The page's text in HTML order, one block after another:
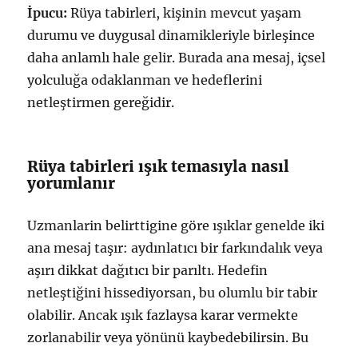
İpucu: Rüya tabirleri, kişinin mevcut yaşam
durumu ve duygusal dinamikleriyle birleşince
daha anlamlı hale gelir. Burada ana mesaj, içsel
yolculuğa odaklanman ve hedeflerini
netleştirmen gereğidir.
Rüya tabirleri ışık temasıyla nasıl
yorumlanır
Uzmanlarin belirttigine göre ışıklar genelde iki
ana mesaj taşır: aydınlatıcı bir farkındalık veya
aşırı dikkat dağıtıcı bir parıltı. Hedefin
netleştiğini hissediyorsan, bu olumlu bir tabir
olabilir. Ancak ışık fazlaysa karar vermekte
zorlanabilir veya yönünü kaybedebilirsin. Bu